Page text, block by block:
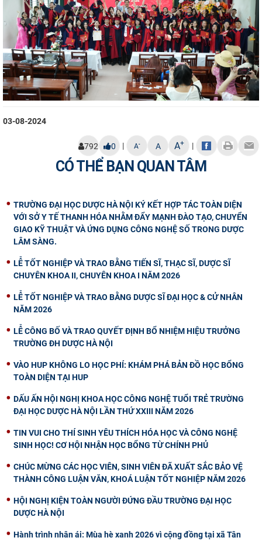
03-08-2024
792 0 | A- A A+ |
CÓ THỂ BẠN QUAN TÂM
TRƯỜNG ĐẠI HỌC DƯỢC HÀ NỘI KÝ KẾT HỢP TÁC TOÀN DIỆN
VỚI SỞ Y TẾ THANH HÓA NHẰM ĐẨY MẠNH ĐÀO TẠO, CHUYỂN
GIAO KỸ THUẬT VÀ ỨNG DỤNG CÔNG NGHỆ SỐ TRONG DƯỢC
LÂM SÀNG.
LỄ TỐT NGHIỆP VÀ TRAO BẰNG TIẾN SĨ, THẠC SĨ, DƯỢC SĨ
CHUYÊN KHOA II, CHUYÊN KHOA I NĂM 2026
LỄ TỐT NGHIỆP VÀ TRAO BẰNG DƯỢC SĨ ĐẠI HỌC & CỬ NHÂN
NĂM 2026
LỄ CÔNG BỐ VÀ TRAO QUYẾT ĐỊNH BỔ NHIỆM HIỆU TRƯỞNG
TRƯỜNG ĐH DƯỢC HÀ NỘI
VÀO HUP KHÔNG LO HỌC PHÍ: KHÁM PHÁ BẢN ĐỒ HỌC BỔNG
TOÀN DIỆN TẠI HUP
DẤU ẤN HỘI NGHỊ KHOA HỌC CÔNG NGHỆ TUỔI TRẺ TRƯỜNG
ĐẠI HỌC DƯỢC HÀ NỘI LẦN THỨ XXIII NĂM 2026
TIN VUI CHO THÍ SINH YÊU THÍCH HÓA HỌC VÀ CÔNG NGHỆ
SINH HỌC! CƠ HỘI NHẬN HỌC BỔNG TỪ CHÍNH PHỦ
CHÚC MỪNG CÁC HỌC VIÊN, SINH VIÊN ĐÃ XUẤT SẮC BẢO VỆ
THÀNH CÔNG LUẬN VĂN, KHOÁ LUẬN TỐT NGHIỆP NĂM 2026
HỘI NGHỊ KIỆN TOÀN NGƯỜI ĐỨNG ĐẦU TRƯỜNG ĐẠI HỌC
DƯỢC HÀ NỘI
Hành trình nhân ái: Mùa hè xanh 2026 vì cộng đồng tại xã Tân